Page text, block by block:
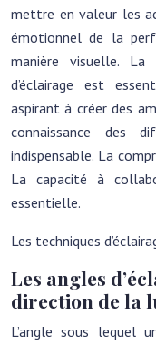
mettre en valeur les
émotionnel de la
manière visuelle. La
d’éclairage est
aspirant à créer des
connaissance des
indispensable. La
La capacité à
essentielle.
Les techniques
Les angles
direction de la
L’angle sous lequel